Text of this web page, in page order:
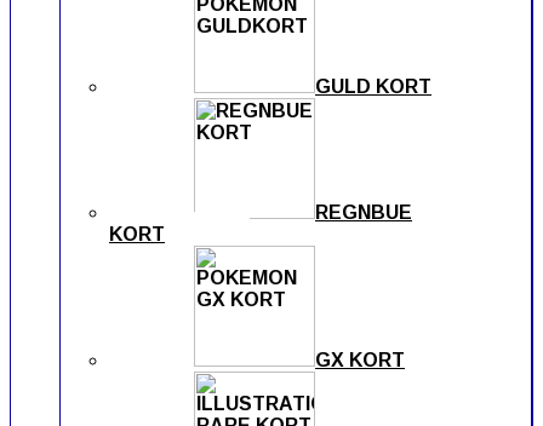
GULD KORT
REGNBUE
KORT
GX KORT